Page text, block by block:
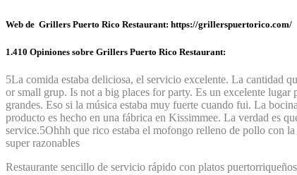
Web de Grillers Puerto Rico Restaurant: https://grillerspuertorico.com/
1.410 Opiniones sobre Grillers Puerto Rico Restaurant:
5La comida estaba deliciosa, el servicio excelente. La cantidad
or small grup. Is not a big places for party. Es un excelente lugar
grandes. Eso si la música estaba muy fuerte cuando fui. La
producto es hecho en una fábrica en Kissimmee. La verdad es
service.5Ohhh que rico estaba el mofongo relleno de pollo con
super razonables
Restaurante sencillo de servicio rápido con platos